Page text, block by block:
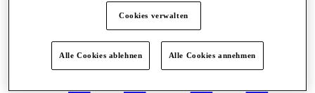
Cookies verwalten
Alle Cookies ablehnen Alle Cookies annehmen